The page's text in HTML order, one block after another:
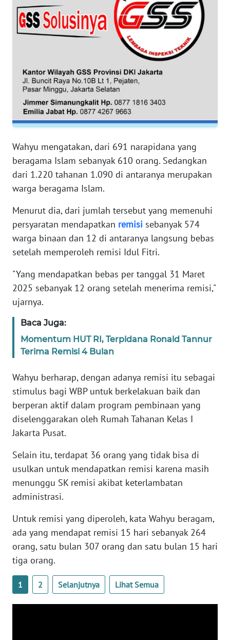
Wahyu mengatakan, dari 691 narapidana yang
beragama Islam sebanyak 610 orang. Sedangkan
dari 1.220 tahanan 1.090 di antaranya merupakan
warga beragama Islam.
Menurut dia, dari jumlah tersebut yang memenuhi
persyaratan mendapatkan remisi sebanyak 574
warga binaan dan 12 di antaranya langsung bebas
setelah memperoleh remisi Idul Fitri.
"Yang mendapatkan bebas per tanggal 31 Maret
2025 sebanyak 12 orang setelah menerima remisi,"
ujarnya.
Baca Juga:
Momentum HUT RI, Terpidana Ronald Tannur
Terima Remisi 4 Bulan
Wahyu berharap, dengan adanya remisi itu sebagai
stimulus bagi WBP untuk berkelakuan baik dan
berperan aktif dalam program pembinaan yang
diselenggarakan oleh Rumah Tahanan Kelas I
Jakarta Pusat.
Selain itu, terdapat 36 orang yang tidak bisa di
usulkan untuk mendapatkan remisi karena masih
menunggu SK remisi akibat keterlambatan
administrasi.
Untuk remisi yang diperoleh, kata Wahyu beragam,
ada yang mendapat remisi 15 hari sebanyak 264
orang, satu bulan 307 orang dan satu bulan 15 hari
tiga orang.
1 2 Selanjutnya Lihat Semua
WN
NTT
WN
PAPUA
WN
PAPUA
WN
RIAU
SERAMBI
WN
JAMBI
WN
SULTRA
WN
WN
SULBAR
WN
WN
SUMBAR
SUMSEL
WN
BENGKULU
WN
LAMPUNG